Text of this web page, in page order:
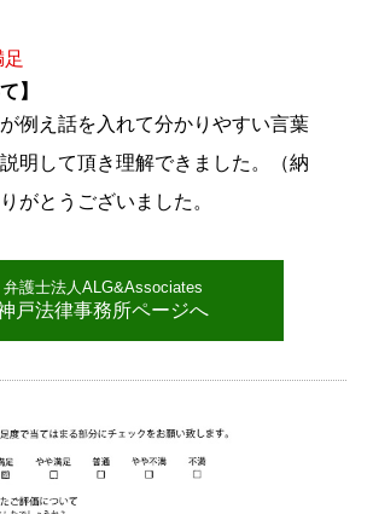
足
】
例え話を入れて分かりやすい言葉
明して頂き理解できました。（納
がとうございました。
弁護士法人ALG&Associates
戸法律事務所ページへ